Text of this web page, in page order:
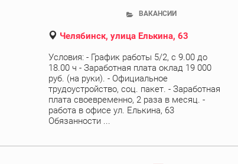
ВАКАНСИИ
Челябинск, улица Елькина, 63
Условия: - График работы 5/2, с 9.00 до
18.00 ч - Заработная плата оклад 19 000
руб. (на руки). - Официальное
трудоустройство, соц. пакет. - Заработная
плата своевременно, 2 раза в месяц. -
работа в офисе ул. Елькина, 63
Обязанности ...